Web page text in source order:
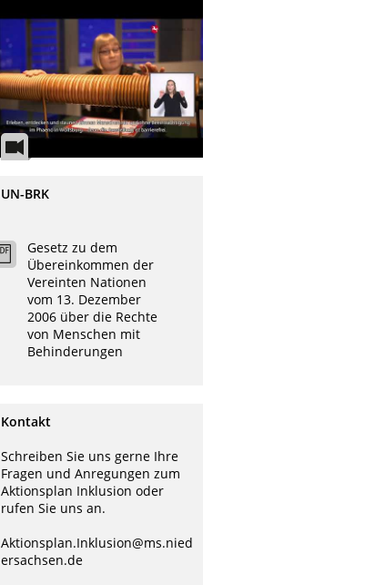
UN-BRK
Gesetz zu dem
Übereinkommen der
Vereinten Nationen
vom 13. Dezember
2006 über die Rechte
von Menschen mit
Behinderungen
Kontakt
Schreiben Sie uns gerne Ihre
Fragen und Anregungen zum
Aktionsplan Inklusion oder
rufen Sie uns an.
Aktionsplan.Inklusion@ms.nied
ersachsen.de